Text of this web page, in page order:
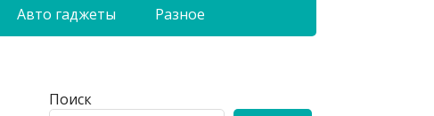
Авто гаджеты Разное
Поиск